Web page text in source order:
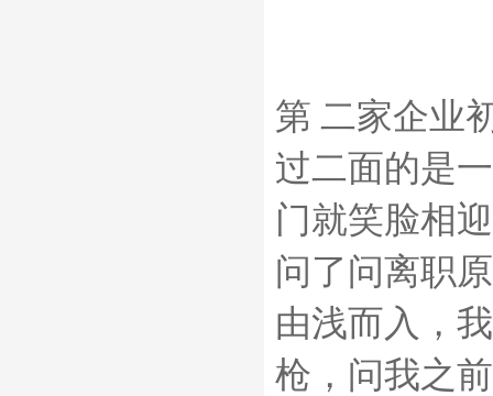
第 二家企业
过二面的是
门就笑脸相
问了问离职
由浅而入，
枪，问我之